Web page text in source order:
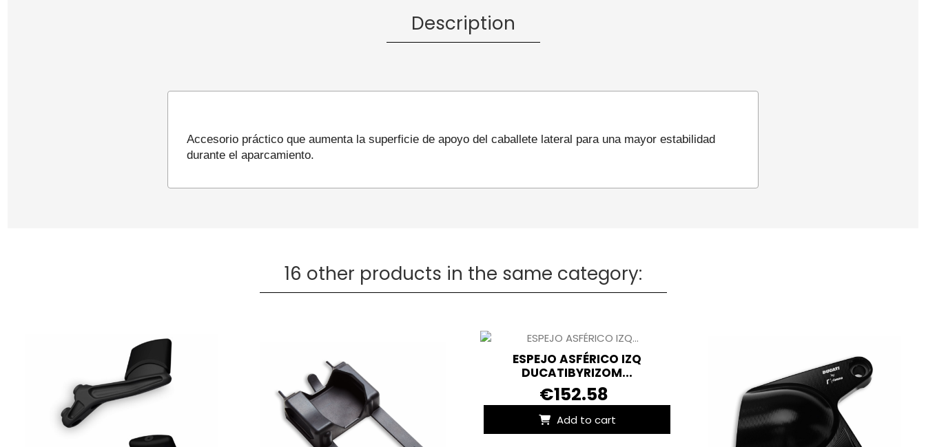
Description
Accesorio práctico que aumenta la superficie de apoyo del caballete lateral para una mayor estabilidad
durante el aparcamiento.
16 other products in the same category:
ESPEJO ASFÉRICO IZQ
DUCATIBYRIZOM...
€152.58
Add to cart